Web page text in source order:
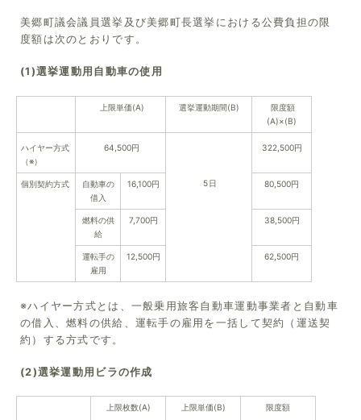
美郷町議会議員選挙及び美郷町長選挙における公費負担の限
度額は次のとおりです。
(1)選挙運動用自動車の使用
上限単価(A) 選挙運動期間(B)
限度額
(A)×(B)
ハイヤー方式
（※）
64,500円
5日
322,500円
個別契約方式
自動車の
借入
16,100円 80,500円
燃料の供
給
7,700円 38,500円
運転手の
雇用
12,500円 62,500円
※ハイヤー方式とは、一般乗用旅客自動車運動事業者と自動車
の借入、燃料の供給、運転手の雇用を一括して契約（運送契
約）する方式です。
(2)選挙運動用ビラの作成
上限枚数(A) 上限単価(B) 限度額